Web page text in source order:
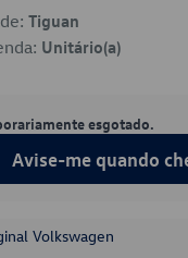
Tiguan
Unitário(a)
esgotado.
Avise-me quando
Volkswagen